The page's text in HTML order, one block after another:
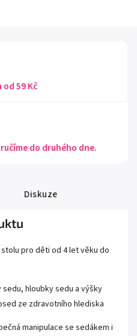
od 59 Kč
do druhého dne.
Diskuze
pro děti od 4 let věku do
hloubky sedu a výšky
ze zdravotního hlediska
manipulace se sedákem i